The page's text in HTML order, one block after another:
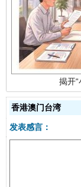
揭开
香港澳门台湾
发表感言：